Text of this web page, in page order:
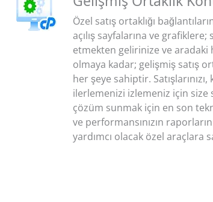
Özel satış ortaklığı
açılış sayfalarına ve grafiklere;
etmekten gelirinize ve aradaki
olmaya kadar; gelişmiş satış
her şeye sahiptir. Satışlarınızı,
ilerlemenizi izlemeniz için
çözüm sunmak için en son
ve performansınızın
yardımcı olacak özel araçlara